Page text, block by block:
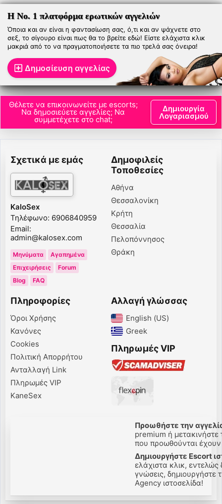
φωτογραφίες,
ερωτικά βίντεο και
πραγματικό σεξ στις
καλύτερες τιμές
βιντεοκλήσεις
καλύτερες
Η Νο. 1 πλατφόρμα ερωτικών αγγελιών
Όποια και αν είναι η φαντασίωση σας, ό,τι και αν ψάχνετε στο
σεξ, το σίγουρο είναι πως θα το βρείτε εδώ! Είστε ελάχιστα κλικ
μακριά από το να πραγματοποιήσετε τα πιο τρελά σας όνειρα!
Δημοσίευση αγγελίας
Θέλετε να επικοινωνείτε με escorts;
Να δημοσιεύετε αγγελίες; Να
συμμετέχετε στο chat;
Δημιουργία
Λογαριασμού
Σχετικά με εμάς
KaloSex
Τηλέφωνο: 6906840959
Email:
admin@kalosex.com
Μηνύματα
Αγαπημένα
Επιχειρήσεις
Forum
Blog
FAQ
Δημοφιλείς
Τοποθεσίες
Αθήνα
Θεσσαλονίκη
Κρήτη
Θεσσαλία
Πελοπόννησος
Θράκη
Πληροφορίες
Όροι Χρήσης
Κανόνες
Cookies
Πολιτική Απορρήτου
Ανταλλαγή Link
Πληρωμές VIP
KaneSex
Αλλαγή γλώσσας
English (US)‎
Greek‎
Πληρωμές VIP
Προωθήστε την
premium ή μετακινήστε
που προωθούνται έχουν
Δημιουργήστε Escort
ελάχιστα κλικ,
γνώσεις, δημιουργήστε
Agency ιστοσελίδα!